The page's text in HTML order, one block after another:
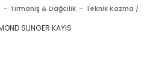
Tırmanış & Dağcılık Teknik Kazma /